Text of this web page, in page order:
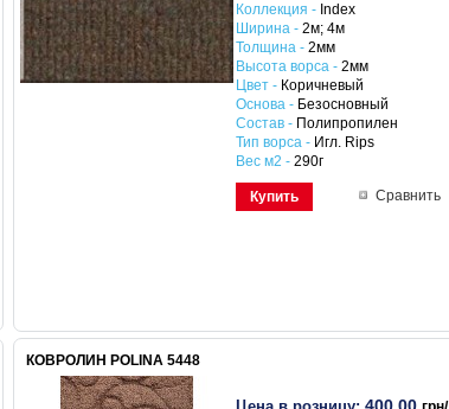
Коллекция - Index
Ширина - 2м; 4м
Толщина - 2мм
Высота ворса - 2мм
Цвет - Коричневый
Основа - Безосновный
Состав - Полипропилен
Тип ворса - Игл. Rips
Вес м2 - 290г
Купить Сравнить
КОВРОЛИН POLINA 5448